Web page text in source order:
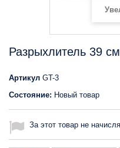
Разрыхлитель 39
Артикул GT-3
Состояние: Новый товар
За этот товар не